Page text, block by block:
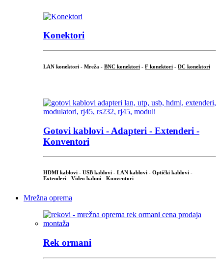
Konektori
LAN konektori - Mreža - BNC konektori - F konektori - DC konektori
Gotovi kablovi - Adapteri - Extenderi -
Konventori
HDMI kablovi - USB kablovi - LAN kablovi - Optički kablovi -
Extenderi - Video baluni - Konventori
Mrežna oprema
Rek ormani